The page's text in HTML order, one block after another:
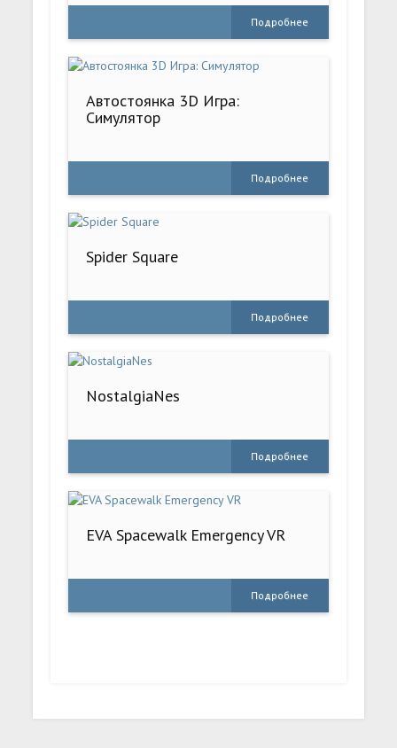
Подробнее
Автостоянка 3D Игра:
Симулятор
Подробнее
Spider Square
Подробнее
NostalgiaNes
Подробнее
EVA Spacewalk Emergency VR
Подробнее